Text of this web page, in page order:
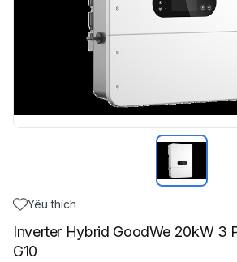
Yêu thích
Inverter Hybrid GoodWe 20kW 3
G10